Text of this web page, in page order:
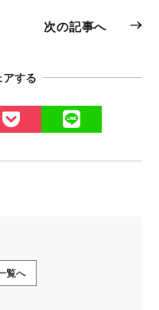
次の記事へ
アする
覧へ